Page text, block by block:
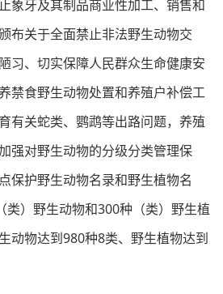
象牙及其制品商业性加工、销售和
布关于全面禁止非法野生动物交
习、切实保障人民群众生命健康安
禁食野生动物处置和养殖户补偿工
有关蛇类、鹦鹉等出路问题，养殖
强对野生动物的分级分类管理保
保护野生动物名录和野生植物名
类）野生动物和300种（类）野生植
动物达到980种8类、野生植物达到